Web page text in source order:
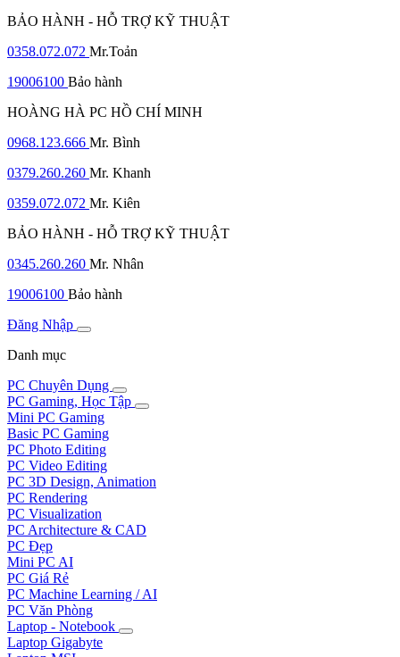
BẢO HÀNH - HỖ TRỢ KỸ THUẬT
0358.072.072 Mr.Toản
19006100 Bảo hành
HOÀNG HÀ PC HỒ CHÍ MINH
0968.123.666 Mr. Bình
0379.260.260 Mr. Khanh
0359.072.072 Mr. Kiên
BẢO HÀNH - HỖ TRỢ KỸ THUẬT
0345.260.260 Mr. Nhân
19006100 Bảo hành
Đăng Nhập
Danh mục
PC Chuyên Dụng
PC Gaming, Học Tập
Mini PC Gaming
Basic PC Gaming
PC Photo Editing
PC Video Editing
PC 3D Design, Animation
PC Rendering
PC Visualization
PC Architecture & CAD
PC Đẹp
Mini PC AI
PC Giá Rẻ
PC Machine Learning / AI
PC Văn Phòng
Laptop - Notebook
Laptop Gigabyte